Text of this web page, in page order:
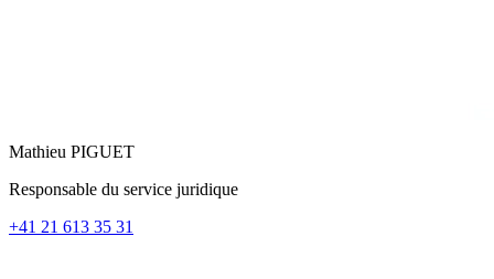
Mathieu PIGUET
Responsable du service juridique
+41 21 613 35 31